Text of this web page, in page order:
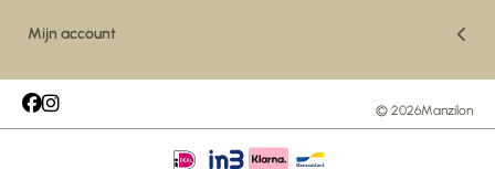
Woonkamer
Vloerkleden
Maatwerk Vloerkleden
Tuin
Mijn account
Mijn bestellingen
Mijn tickets
© 2026Manzilon